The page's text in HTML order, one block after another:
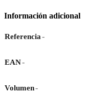
Información adicional
Referencia-
EAN-
Volumen-